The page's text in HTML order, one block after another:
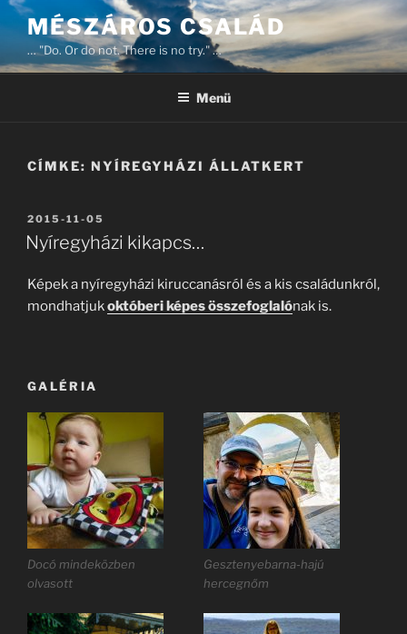
Tartalomhoz
MÉSZÁROS CSALÁD
… "Do. Or do not. There is no try." …
Menü
CÍMKE: NYÍREGYHÁZI ÁLLATKERT
BEKÜLDVE:
2015-11-05
Nyíregyházi kikapcs…
Képek a nyíregyházi kiruccanásról és a kis családunkról,
mondhatjukoktóberi képes összefoglalónak is.
GALÉRIA
Docó mindeközben
olvasott
Gesztenyebarna-hajú
hercegnőm